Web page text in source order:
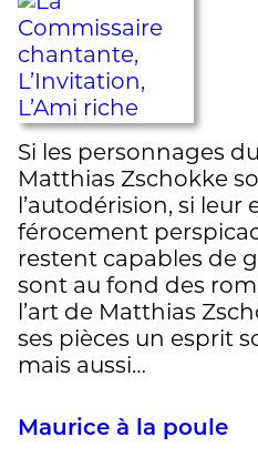
Si les personnages
Matthias Zschokke
l’autodérision, si leur
férocement
restent capables de
sont au fond des
l’art de Matthias
ses pièces un esprit
mais aussi…
Maurice à la poule